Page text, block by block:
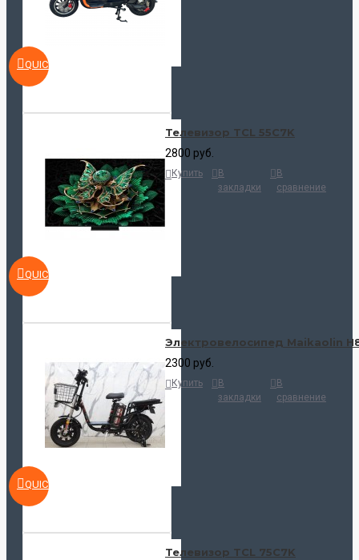
QUICKVIEW
QUICKVIEW
Телевизор TCL 55C7K
2800 руб.
Купить
В
закладки
В
сравнение
QUICKVIEW
Электровелосипед Maikaolin
2300 руб.
Купить
В
закладки
В
сравнение
Телевизор TCL 75C7K